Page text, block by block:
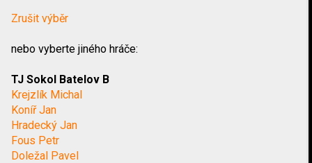
Zrušit výběr
nebo vyberte jiného hráče:
TJ Sokol Batelov B
Krejzlík Michal
Koníř Jan
Hradecký Jan
Fous Petr
Doležal Pavel